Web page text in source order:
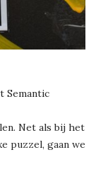
Semantic
Net als bij het
puzzel, gaan we